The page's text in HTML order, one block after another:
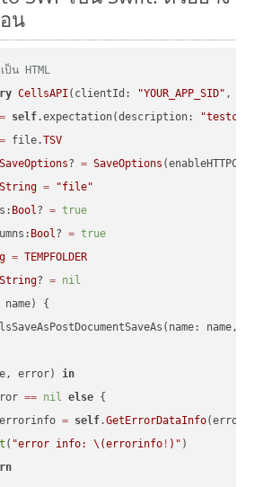
น
น HTML
CellsAPI (clientId: "YOUR_APP_SID" ,
= self.expectation(description:
= file.TSV
SaveOptions? = SaveOptions
String =
"file"
Bool? = true
Bool? = true
= TEMPFOLDER
String? = nil
name) {
error)
in
== nil else {
errorinfo = self.GetErrorDataInfo(error:
( "error info: \(errorinfo ! ) " )